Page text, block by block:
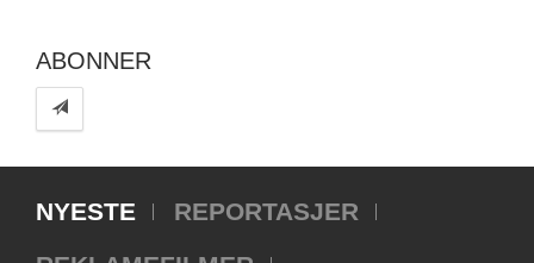
ABONNER
NYESTE
REPORTASJER